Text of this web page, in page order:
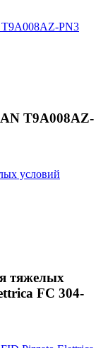
T9A008AZ-
тяжелых
FC 304-